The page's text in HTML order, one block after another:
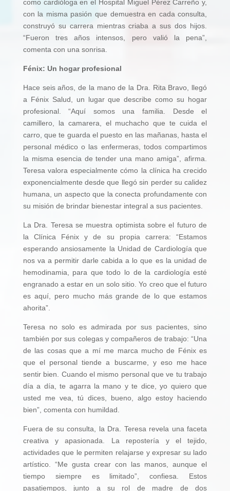
como cardióloga en el Hospital Miguel Pérez Carreño y,
con la misma pasión que demuestra en cada consulta,
construyó su carrera mientras criaba a sus dos hijos.
“Fueron tres años intensos, pero valió la pena”,
comenta con una sonrisa.
Fénix: Un hogar profesional
Hace seis años, de la mano de la Dra. Rita Bravo, llegó
a Fénix Salud, un lugar que describe como su hogar
profesional. “Aquí somos una familia. Desde el
camillero, la camarera, el muchacho que te cuida el
carro, que te guarda el puesto en las mañanas, hasta el
personal médico o las enfermeras, todos compartimos
la misma esencia de tender una mano amiga”, afirma.
Teresa valora especialmente cómo la clínica ha crecido
exponencialmente desde que llegó sin perder su calidez
humana, un aspecto que la conecta profundamente con
su misión de brindar bienestar integral a sus pacientes.
La Dra. Teresa se muestra optimista sobre el futuro de
la Clínica Fénix y de su propia carrera: “Estamos
esperando ansiosamente la Unidad de Cardiología que
nos va a permitir darle cabida a lo que es la unidad de
hemodinamia, para que todo lo de la cardiología esté
engranado a estar en un solo sitio. Yo creo que el futuro
es aquí, pero mucho más grande de lo que estamos
ahorita”.
Teresa no solo es admirada por sus pacientes, sino
también por sus colegas y compañeros de trabajo: “Una
de las cosas que a mí me marca mucho de Fénix es
que el personal tiende a buscarme, y eso me hace
sentir bien. Cuando el mismo personal que ve tu trabajo
día a día, te agarra la mano y te dice, yo quiero que
usted me vea, tú dices, bueno, algo estoy haciendo
bien”, comenta con humildad.
Fuera de su consulta, la Dra. Teresa revela una faceta
creativa y apasionada. La repostería y el tejido,
actividades que le permiten relajarse y expresar su lado
artístico. “Me gusta crear con las manos, aunque el
tiempo siempre es limitado”, confiesa. Estos
pasatiempos, junto a su rol de madre de dos